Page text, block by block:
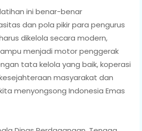
ini benar-benar
dan pola pikir para pengurus
dikelola secara modern,
menjadi motor penggerak
tata kelola yang baik, koperasi
masyarakat dan
menyongsong Indonesia Emas